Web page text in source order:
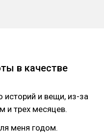
в качестве
историй и вещи, из-за
и трех месяцев.
меня годом.